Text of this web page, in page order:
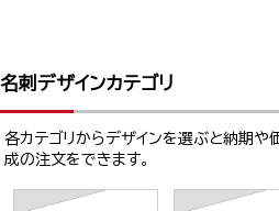
名刺デザインカテゴリ
各カテゴリからデザインを選ぶと納期や
成の注文をできます。